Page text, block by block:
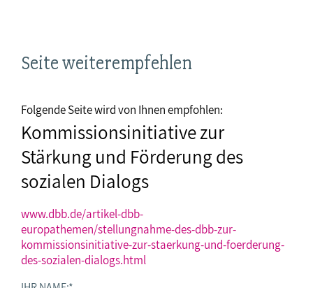
Seite weiterempfehlen
Folgende Seite wird von Ihnen empfohlen:
Kommissionsinitiative zur
Stärkung und Förderung des
sozialen Dialogs
www.dbb.de/artikel-dbb-
europathemen/stellungnahme-des-dbb-zur-
kommissionsinitiative-zur-staerkung-und-foerderung-
des-sozialen-dialogs.html